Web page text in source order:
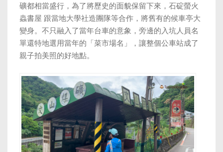
礦都相當盛行，為了將歷史的面貌保留下來，石碇螢火
蟲書屋 跟當地大學社造團隊等合作，將舊有的候車亭大
變身。不只融入了當年台車的意象，旁邊的入坑人員名
單還特地選用當年的「菜市場名」，讓整個公車站成了
親子拍美照的好地點。